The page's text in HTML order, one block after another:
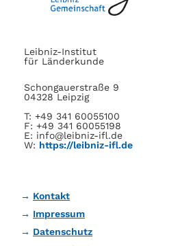
Leibniz-Institut
für Länderkunde
Schongauerstraße 9
04328 Leipzig
T: +49 341 60055100
F: +49 341 60055198
E: info@leibniz-ifl.de
W: https://leibniz-ifl.de
Kontakt
Impressum
Datenschutz